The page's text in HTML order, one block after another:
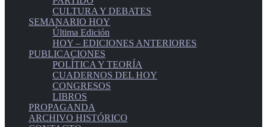
CULTURA Y DEBATES
SEMANARIO HOY
Última Edición
HOY – EDICIONES ANTERIORES
PUBLICACIONES
POLÍTICA Y TEORÍA
CUADERNOS DEL HOY
CONGRESOS
LIBROS
PROPAGANDA
ARCHIVO HISTÓRICO